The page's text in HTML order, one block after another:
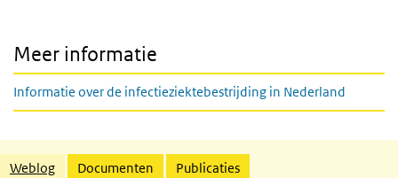
Meer informatie
Informatie over de infectieziektebestrijding in Nederland
Gerelateerde inhoud
Weblog Documenten
Publicaties